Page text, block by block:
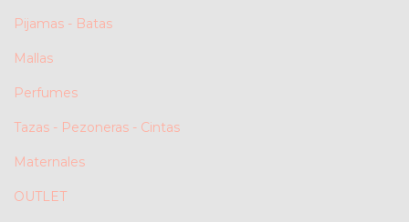
Pijamas - Batas
Mallas
Perfumes
Tazas - Pezoneras - Cintas
Maternales
OUTLET